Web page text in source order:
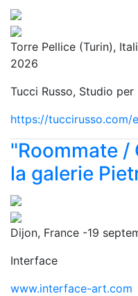
Torre Pellice (Turin),
2026
Tucci Russo, Studio per
https://tuccirusso.com/
"Roommate /
la galerie
Dijon, France -19
Interface
www.interface-art.com